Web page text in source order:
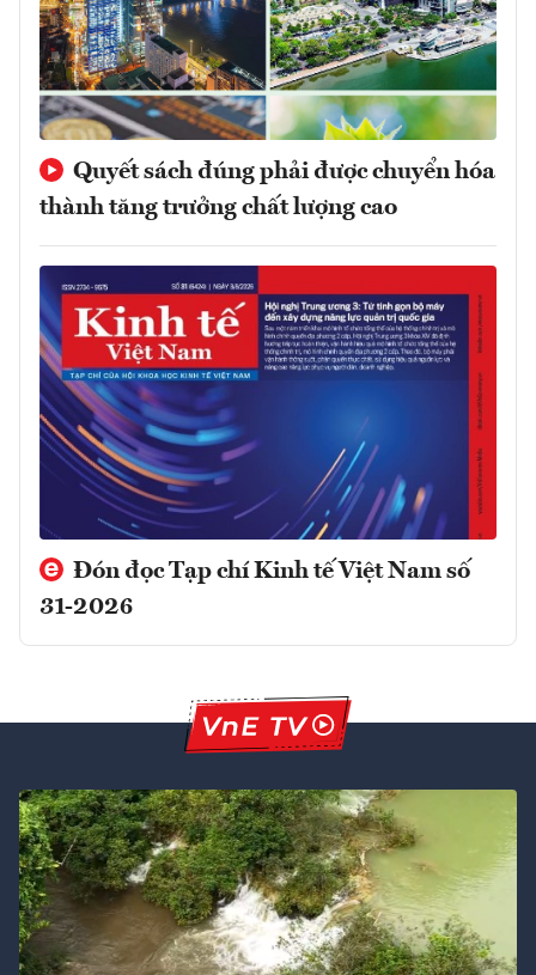
Quyết sách đúng phải được chuyển hóa
thành tăng trưởng chất lượng cao
Đón đọc Tạp chí Kinh tế Việt Nam số
31-2026